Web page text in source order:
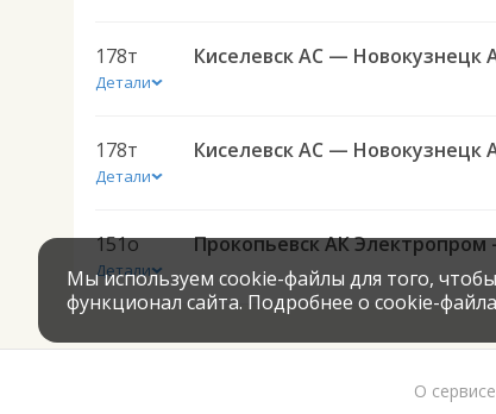
178т
Детали
178т
Детали
151о
Детали
Мы используем cookie-файлы для того,
функционал сайта. Подробнее о cookie-
О сервисе